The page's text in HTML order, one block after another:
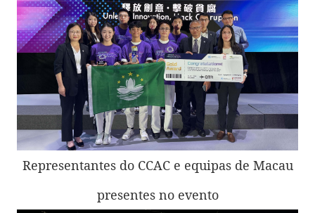
Representantes do CCAC e equipas de Macau
presentes no evento